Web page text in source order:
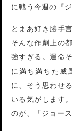
に戦う今週の『
とまあ好き勝手
そんな作劇上の
強すぎる。運命
に満ち満ちた威
に、そう思わせ
いる気がします
のが、「ジョー